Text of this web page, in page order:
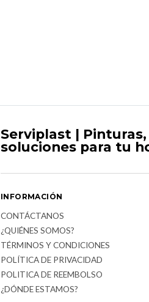
Serviplast |
soluciones para tu
INFORMACIÓN
CONTÁCTANOS
¿QUIÉNES SOMOS?
TÉRMINOS Y CONDICIONES
POLÍTICA DE PRIVACIDAD
POLITICA DE REEMBOLSO
¿DÓNDE ESTAMOS?